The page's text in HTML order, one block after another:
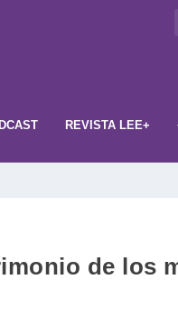
REVISTA LEE+
de los